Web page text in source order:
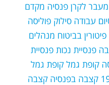
מעבר לקרן פנסיה מקדם
עבודה סילוק פוליסה
פיטורין בביטוח מנהלים
פנסיית נכות פנסיית
קופת גמל קופת גמל
קצבה בפנסיה קצבה